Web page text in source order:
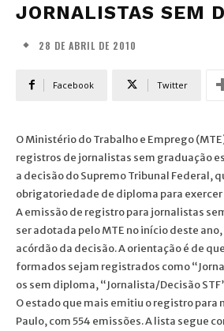
JORNALISTAS SEM
28 DE ABRIL DE 2010
Facebook Twitter
O Ministério do Trabalho e Emprego
registros de jornalistas sem graduação
a decisão do Supremo Tribunal Federal,
obrigatoriedade de diploma para exercer
A emissão de registro para jornalistas
ser adotada pelo MTE no início deste
acórdão da decisão. A orientação é de
formados sejam registrados como
os sem diploma, “Jornalista/Decisão
O estado que mais emitiu o registro para
Paulo, com 554 emissões. A lista segue